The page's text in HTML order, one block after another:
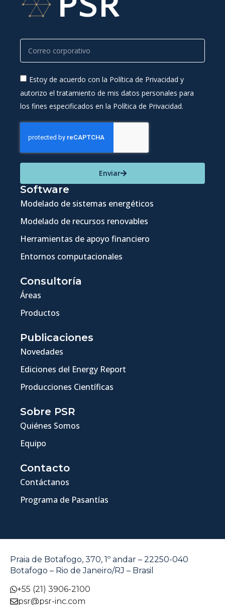
Estoy de acuerdo con la Política de Privacidad y
autorizo el tratamiento de mis datos personales para
los fines especificados en la Política de Privacidad.
Enviar
Software
Modelado de sistemas energéticos
Modelado de recursos renovables
Herramientas de apoyo financiero
Entornos computacionales
Consultoría
Áreas
Productos
Publicaciones
Novedades
Ediciones del Energy Report
Producciones Científicas
Sobre PSR
Quiénes Somos
Equipo
Contacto
Contáctanos
Programa de Pasantías
Praia de Botafogo, 370, 1º andar – 22250-040
Botafogo – Rio de Janeiro/RJ – Brasil
+55 (21) 3906-2100
psr@psr-inc.com